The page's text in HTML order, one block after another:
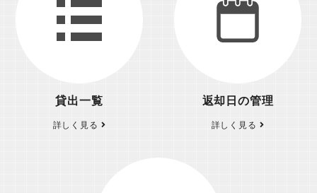
貸出一覧
詳しく見る
返却日の管理
詳しく見る